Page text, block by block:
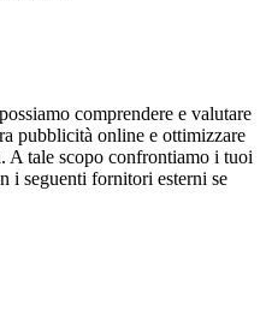
comprendere e valutare
pubblicità online e ottimizzare
A tale scopo confrontiamo i tuoi
i seguenti fornitori esterni se